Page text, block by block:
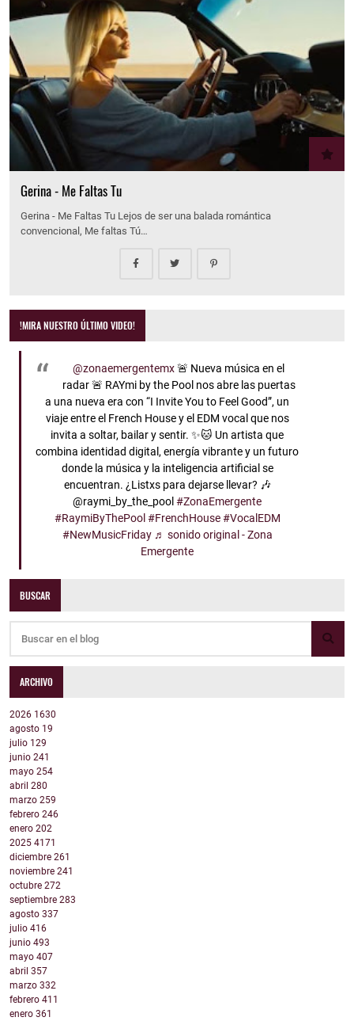
Gerina - Me Faltas Tu
Gerina - Me Faltas Tu Lejos de ser una balada romántica
convencional, Me faltas Tú…
!MIRA NUESTRO ÚLTIMO VIDEO!
@zonaemergentemx🚨 Nueva música en el
radar 🚨 RAYmi by the Pool nos abre las puertas
a una nueva era con “I Invite You to Feel Good”, un
viaje entre el French House y el EDM vocal que nos
invita a soltar, bailar y sentir. ✨🐱 Un artista que
combina identidad digital, energía vibrante y un futuro
donde la música y la inteligencia artificial se
encuentran. ¿Listxs para dejarse llevar? 🎶
@raymi_by_the_pool#ZonaEmergente
#RaymiByThePool #FrenchHouse #VocalEDM
#NewMusicFriday ♬ sonido original - Zona
Emergente
BUSCAR
ARCHIVO
2026 1630
agosto 19
julio 129
junio 241
mayo 254
abril 280
marzo 259
febrero 246
enero 202
2025 4171
diciembre 261
noviembre 241
octubre 272
septiembre 283
agosto 337
julio 416
junio 493
mayo 407
abril 357
marzo 332
febrero 411
enero 361